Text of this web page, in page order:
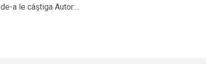
de-a le câştiga Autor:...